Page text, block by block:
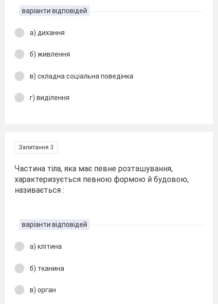
варіанти відповідей
а) дихання
б) живлення
в) складна соціальна поведінка
г) виділення
Запитання 3
Частина тіла, яка має певне розташування,
характеризується певною формою й будовою,
називається :
варіанти відповідей
а) клітина
б) тканина
в) орган